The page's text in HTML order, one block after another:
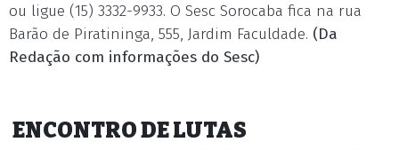
ou ligue (15) 3332-9933. O Sesc Sorocaba fica na rua
Barão de Piratininga, 555, Jardim Faculdade. (Da
Redação com informações do Sesc)
ENCONTRO DE LUTAS